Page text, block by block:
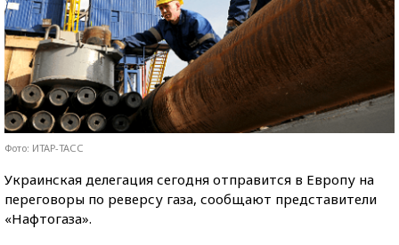
Фото: ИТАР-ТАСС
Украинская делегация сегодня отправится в Европу на
переговоры по реверсу газа, сообщают представители
«Нафтогаза».